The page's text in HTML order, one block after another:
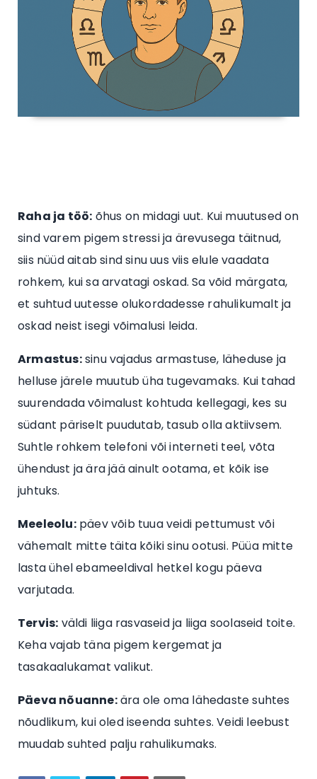
Raha ja töö: õhus on midagi uut. Kui muutused on
sind varem pigem stressi ja ärevusega täitnud,
siis nüüd aitab sind sinu uus viis elule vaadata
rohkem, kui sa arvatagi oskad. Sa võid märgata,
et suhtud uutesse olukordadesse rahulikumalt ja
oskad neist isegi võimalusi leida.
Armastus:sinu vajadus armastuse, läheduse ja
helluse järele muutub üha tugevamaks. Kui tahad
suurendada võimalust kohtuda kellegagi, kes su
südant päriselt puudutab, tasub olla aktiivsem.
Suhtle rohkem telefoni või interneti teel, võta
ühendust ja ära jää ainult ootama, et kõik ise
juhtuks.
Meeleolu:päev võib tuua veidi pettumust või
vähemalt mitte täita kõiki sinu ootusi. Püüa mitte
lasta ühel ebameeldival hetkel kogu päeva
varjutada.
Tervis: väldi liiga rasvaseid ja liiga soolaseid toite.
Keha vajab täna pigem kergemat ja
tasakaalukamat valikut.
Päeva nõuanne:ära ole oma lähedaste suhtes
nõudlikum, kui oled iseenda suhtes. Veidi leebust
muudab suhted palju rahulikumaks.